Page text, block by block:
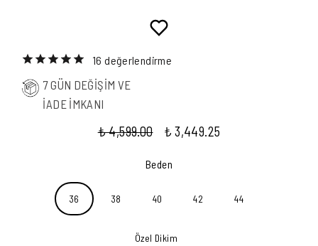
16 değerlendirme
7 GÜN DEĞİŞİM VE
İADE İMKANI
₺ 4,599.00 ₺ 3,449.25
Beden
36 38 40 42 44
Özel Dikim